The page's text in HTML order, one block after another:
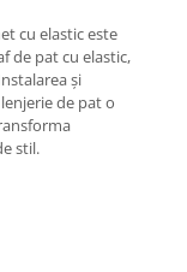
cu elastic este
de pat cu elastic,
și
de pat o
stil.